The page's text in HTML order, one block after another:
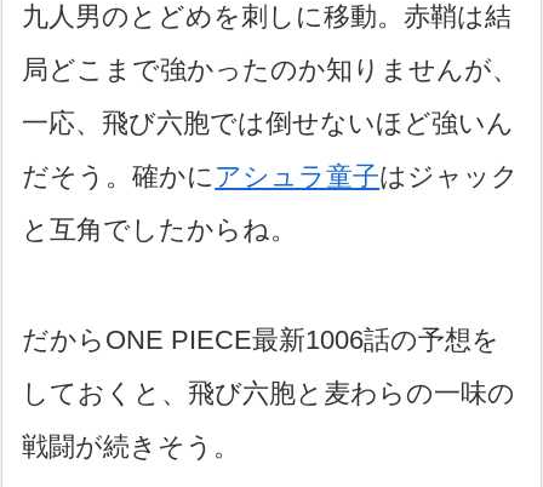
九人男のとどめを刺しに移動。赤鞘は結
局どこまで強かったのか知りませんが、
一応、飛び六胞では倒せないほど強いん
だそう。確かに アシュラ童子はジャック
と互角でしたからね。
だからONE PIECE最新1006話の予想を
しておくと、飛び六胞と麦わらの一味の
戦闘が続きそう。